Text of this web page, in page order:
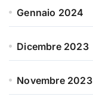
Gennaio 2024
Dicembre 2023
Novembre 2023